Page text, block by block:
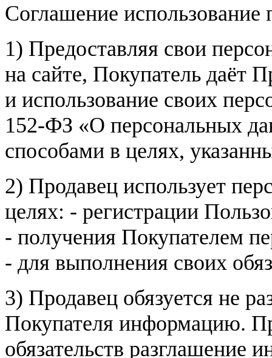
Соглашение
1) Предоставляя свои
на сайте, Покупатель даёт
и использование своих
152-ФЗ «О персональных
способами в целях,
2) Продавец использует
целях: - регистрации
- получения Покупателем
- для выполнения своих
3) Продавец обязуется не
Покупателя информацию.
обязательств разглашение